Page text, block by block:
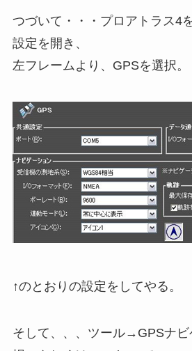
つづいて・・・プロアトラス4
設定を開き、
左フレームより、GPSを選択。
↑のとおりの設定をしてやる。
そして、、、ツール→GPSナビ